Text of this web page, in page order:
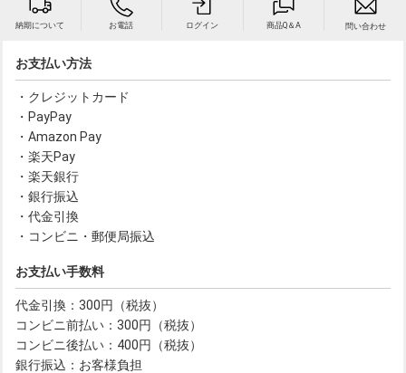
納期について お電話 ログイン 商品Q＆A 問い合わせ
お支払い方法
・クレジットカード
・PayPay
・Amazon Pay
・楽天Pay
・楽天銀行
・銀行振込
・代金引換
・コンビニ・郵便局振込
お支払い手数料
代金引換：300円（税抜）
コンビニ前払い：300円（税抜）
コンビニ後払い：400円（税抜）
銀行振込：お客様負担